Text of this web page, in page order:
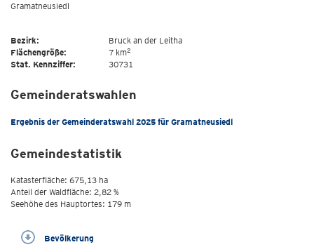
Gramatneusiedl
Bezirk:
Bruck an der Leitha
Flächengröße:
7 km2
Stat. Kennziffer: 30731
Gemeinderatswahlen
Ergebnis der Gemeinderatswahl 2025 für Gramatneusiedl
Gemeindestatistik
Katasterfläche: 675,13 ha
Anteil der Waldfläche: 2,82 %
Seehöhe des Hauptortes: 179 m
Bevölkerung